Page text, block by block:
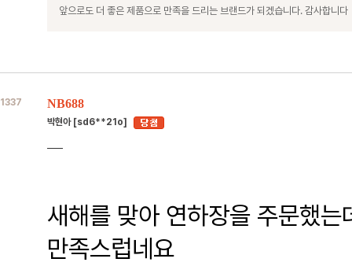
앞으로도 더 좋은 제품으로 만족을 드리는 브랜드가 되겠습니다. 감사합니다
1337 NB688
박현아 [sd6**21o]
새해를 맞아 연하장을 주문했
만족스럽네요